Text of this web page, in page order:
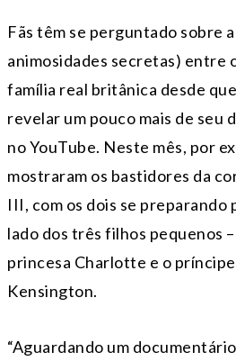
Fãs têm se perguntado sobre
animosidades secretas) entre
família real britânica desde
revelar um pouco mais de seu
no YouTube. Neste mês, por
mostraram os bastidores da
III, com os dois se preparando
lado dos três filhos pequenos
princesa Charlotte e o
Kensington.
“Aguardando um